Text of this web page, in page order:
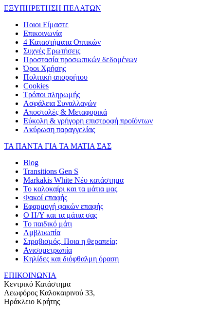
ΕΞΥΠΗΡΕΤΗΣΗ ΠΕΛΑΤΩΝ
Ποιοι Είμαστε
Επικοινωνία
4 Καταστήματα Οπτικών
Συχνές Ερωτήσεις
Προστασία προσωπικών δεδομένων
Όροι Χρήσης
Πολιτική απορρήτου
Cookies
Τρόποι πληρωμής
Ασφάλεια Συναλλαγών
Αποστολές & Μεταφορικά
Εύκολη & γρήγορη επιστροφή προϊόντων
Ακύρωση παραγγελίας
ΤΑ ΠΑΝΤΑ ΓΙΑ ΤΑ ΜΑΤΙΑ ΣΑΣ
Blog
Transitions Gen S
Markakis White Νέο κατάστημα
Το καλοκαίρι και τα μάτια μας
Φακοί επαφής
Εφαρμογή φακών επαφής
Ο Η/Υ και τα μάτια σας
Το παιδικό μάτι
Αμβλυωπία
Στραβισμός. Ποια η θεραπεία;
Ανισομετρωπία
Κηλίδες και διόφθαλμη όραση
ΕΠΙΚΟΙΝΩΝΙΑ
Κεντρικό Κατάστημα
Λεωφόρος Καλοκαιρινού 33,
Ηράκλειο Κρήτης